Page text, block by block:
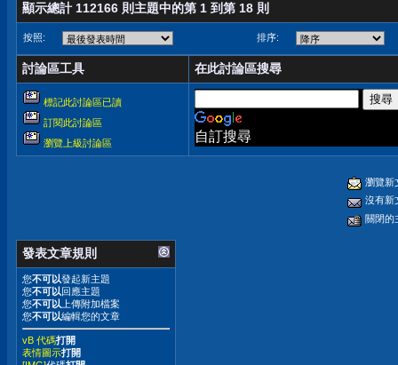
顯示總計 112166 則主題中的第 1 到第 18 則
按照: 排序:
討論區工具 在此討論區搜尋
標記此討論區已讀
訂閱此討論區
瀏覽上級討論區
自訂搜尋
瀏覽新
沒有新
關閉的
發表文章規則
您不可以發起新主題
您不可以回應主題
您不可以 上傳附加檔案
您不可以編輯您的文章
vB 代碼打開
表情圖示打開